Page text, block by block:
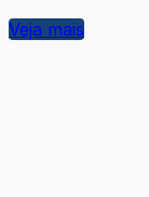
Veja mais